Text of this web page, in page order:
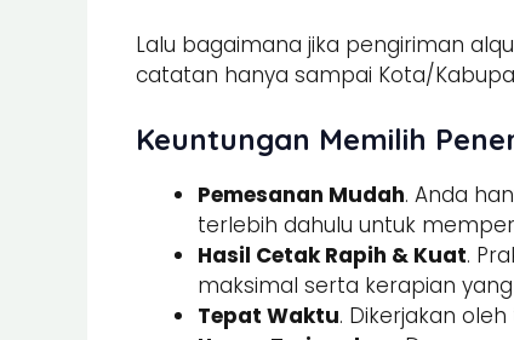
Lalu bagaimana jika pengiriman
catatan hanya sampai Kota/
Keuntungan Memilih
Pemesanan Mudah. Anda
terlebih dahulu untuk
Hasil Cetak Rapih & Kuat.
maksimal serta kerapian yang
Tepat Waktu. Dikerjakan